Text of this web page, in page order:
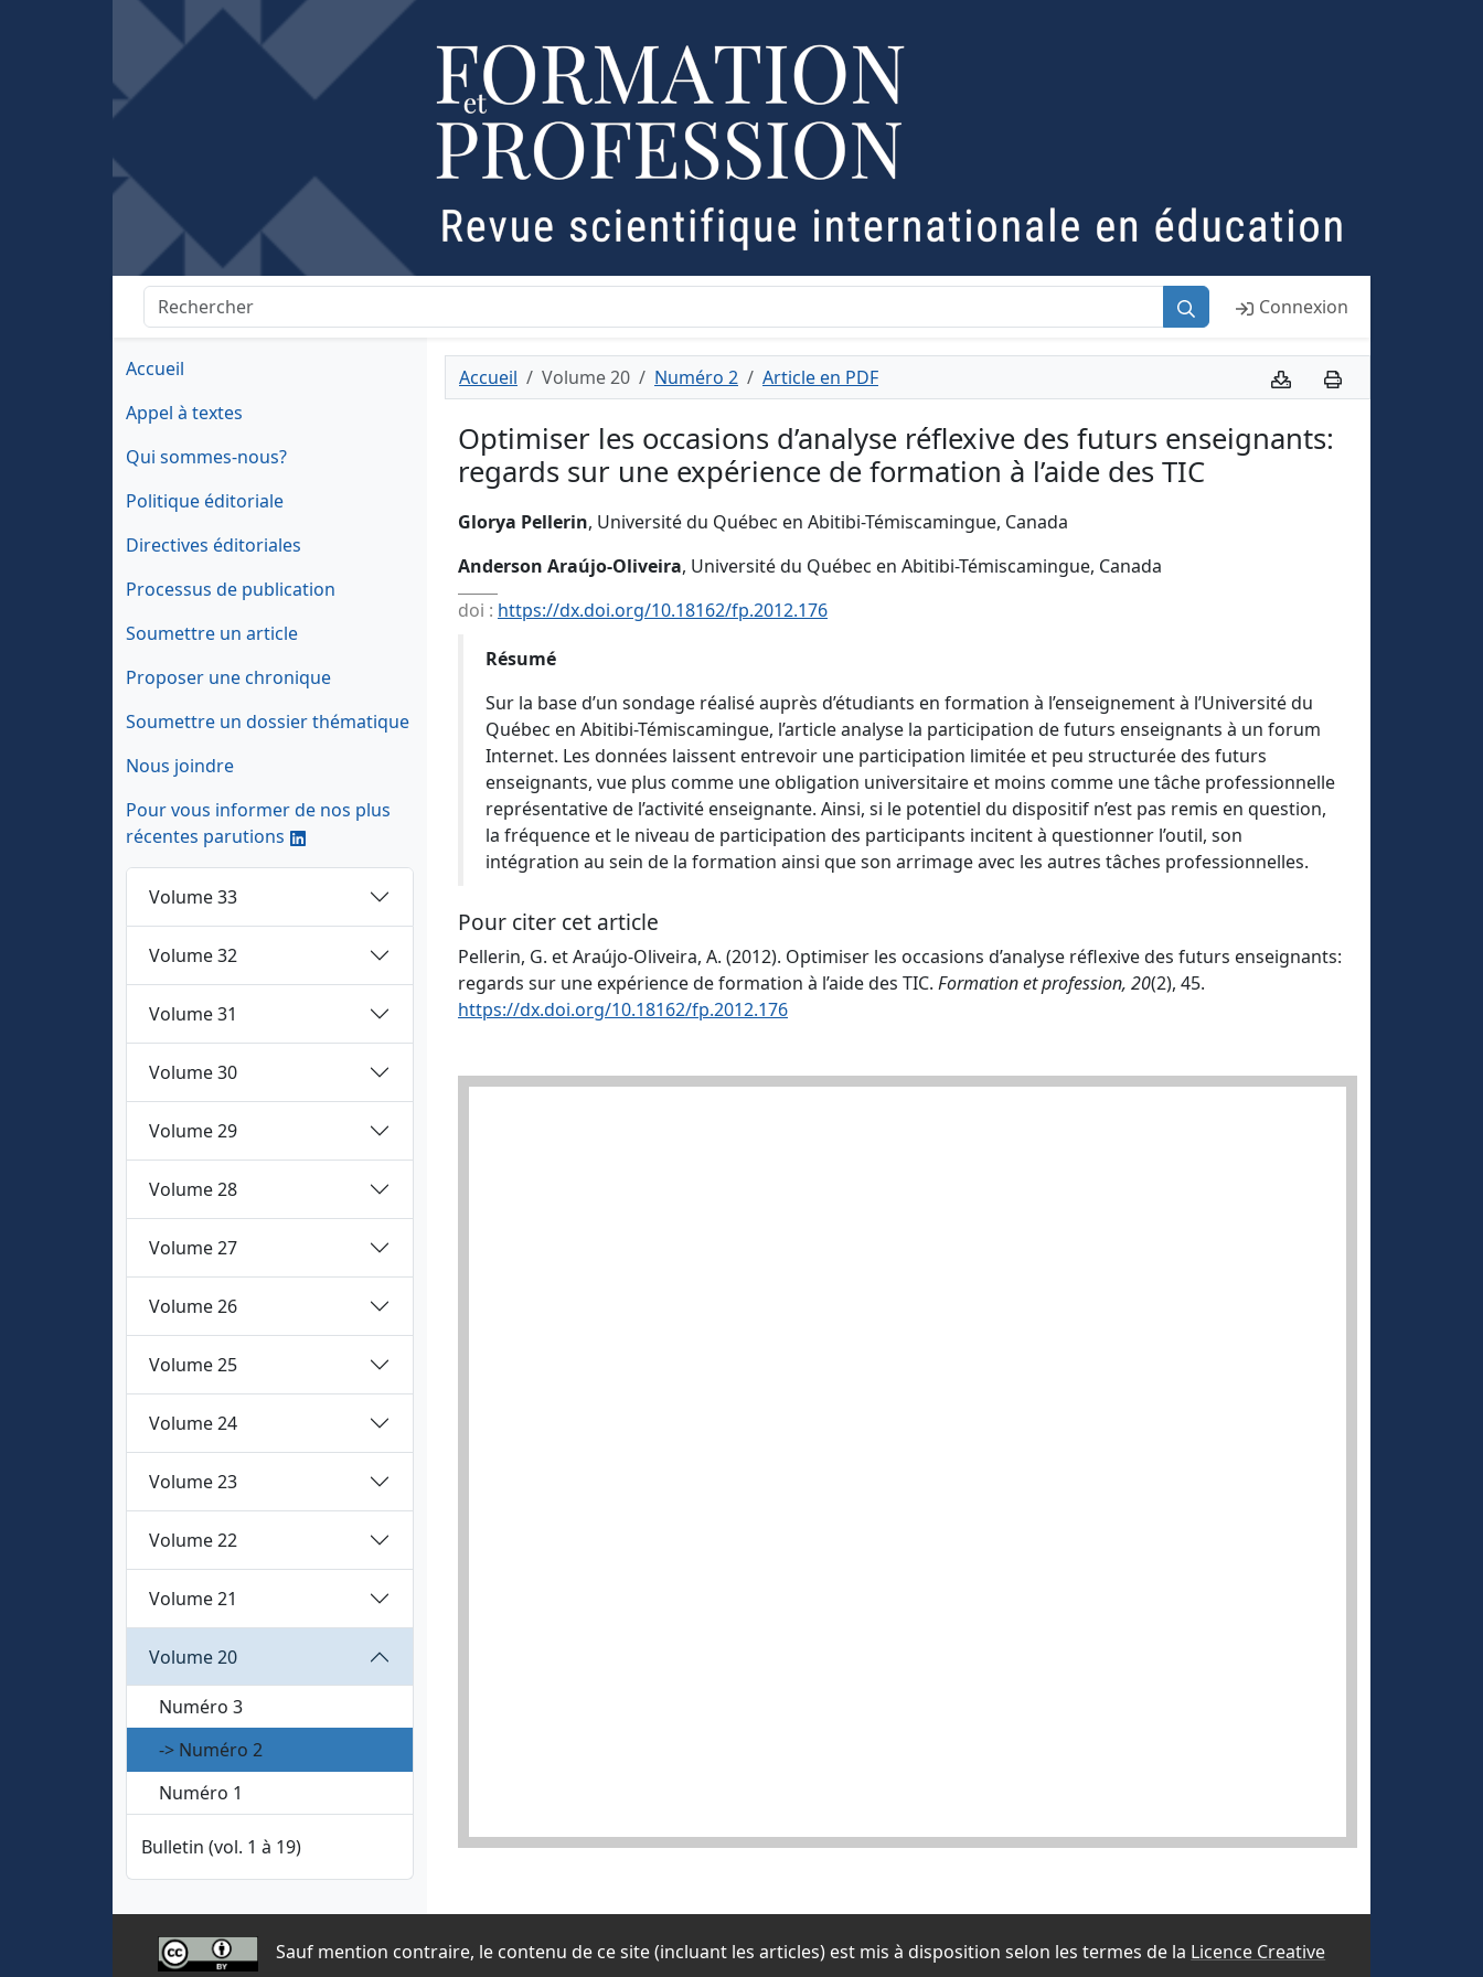
Connexion
Accueil
Appel à textes
Qui sommes-nous?
Politique éditoriale
Directives éditoriales
Processus de publication
Soumettre un article
Proposer une chronique
Soumettre un dossier thématique
Nous joindre
Pour vous informer de nos plus
récentes parutions
Volume 33
Volume 32
Volume 31
Volume 30
Volume 29
Volume 28
Volume 27
Volume 26
Volume 25
Volume 24
Volume 23
Volume 22
Volume 21
Volume 20
Numéro 3
-> Numéro 2
Numéro 1
Bulletin (vol. 1 à 19)
Accueil Volume 20 Numéro 2 Article en PDF
Optimiser les occasions d’analyse réflexive des futurs enseignants:
regards sur une expérience de formation à l’aide des TIC
Glorya Pellerin, Université du Québec en Abitibi-Témiscamingue, Canada
Anderson Araújo-Oliveira, Université du Québec en Abitibi-Témiscamingue, Canada
doi : https://dx.doi.org/10.18162/fp.2012.176
Résumé
Sur la base d’un sondage réalisé auprès d’étudiants en formation à l’enseignement à l’Université du
Québec en Abitibi-Témiscamingue, l’article analyse la participation de futurs enseignants à un forum
Internet. Les données laissent entrevoir une participation limitée et peu structurée des futurs
enseignants, vue plus comme une obligation universitaire et moins comme une tâche professionnelle
représentative de l’activité enseignante. Ainsi, si le potentiel du dispositif n’est pas remis en question,
la fréquence et le niveau de participation des participants incitent à questionner l’outil, son
intégration au sein de la formation ainsi que son arrimage avec les autres tâches professionnelles.
Pour citer cet article
Pellerin, G. et Araújo-Oliveira, A. (2012). Optimiser les occasions d’analyse réflexive des futurs enseignants:
regards sur une expérience de formation à l’aide des TIC. Formation et profession, 20(2), 45.
https://dx.doi.org/10.18162/fp.2012.176
Sauf mention contraire, le contenu de ce site (incluant les articles) est mis à disposition selon les termes de la Licence Creative